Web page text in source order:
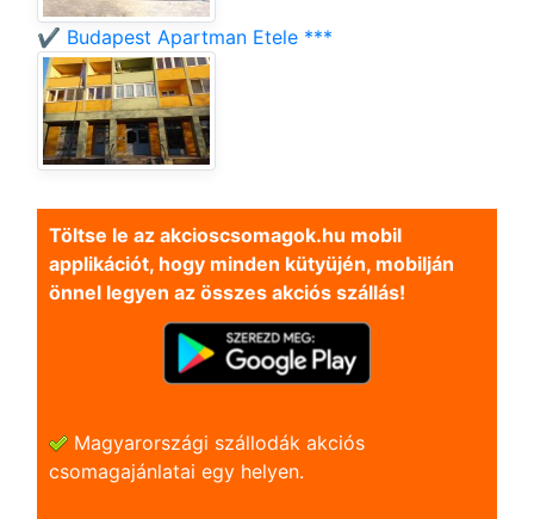
✔️ Budapest Apartman Etele ***
Töltse le az akcioscsomagok.hu mobil
applikációt, hogy minden kütyüjén, mobilján
önnel legyen az összes akciós szállás!
Magyarországi szállodák akciós
csomagajánlatai egy helyen.